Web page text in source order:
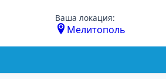
Ваша локация:
Мелитополь